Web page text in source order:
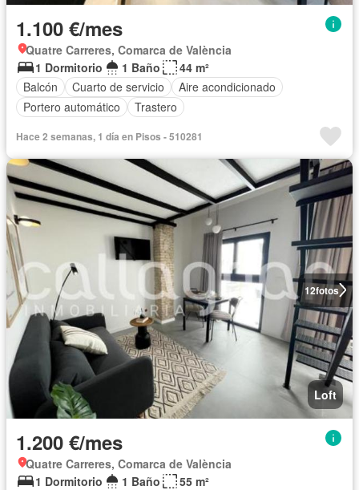
1.100 €/mes
Quatre Carreres, Comarca de València
1 Dormitorio
1 Baño
44 m²
Balcón
Cuarto de servicio
Aire acondicionado
Portero automático
Trastero
Hace 2 semanas, 1 día en Pisos - 510281
12fotos
Loft
1.200 €/mes
Quatre Carreres, Comarca de València
1 Dormitorio
1 Baño
55 m²